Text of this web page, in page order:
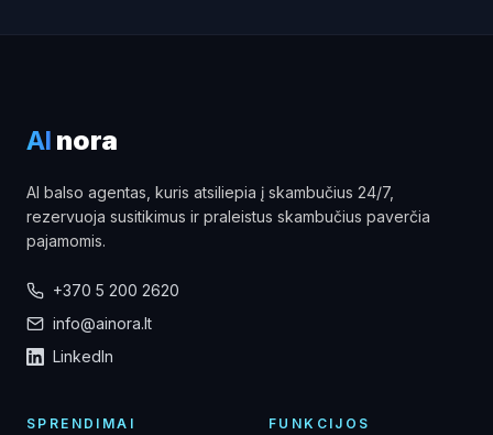
AI nora
AI balso agentas, kuris atsiliepia į skambučius 24/7,
rezervuoja susitikimus ir praleistus skambučius paverčia
pajamomis.
+370 5 200 2620
info@ainora.lt
LinkedIn
SPRENDIMAI FUNKCIJOS